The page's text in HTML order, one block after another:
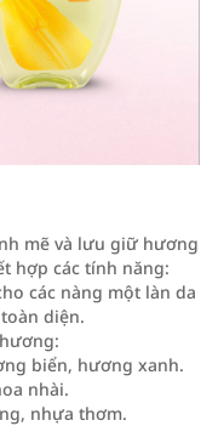
mẽ và lưu giữ hương
hợp các tính năng:
các nàng một làn da
diện.
biển, hương xanh.
nhài.
nhựa thơm.